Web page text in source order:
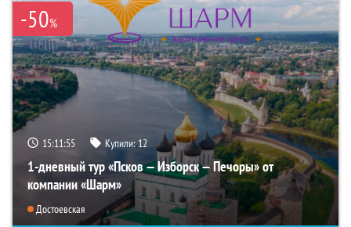
-50%
15:11:54 Купили:12
1-дневный тур «Псков — Изборск — Печоры» от
компании «Шарм»
Достоевская